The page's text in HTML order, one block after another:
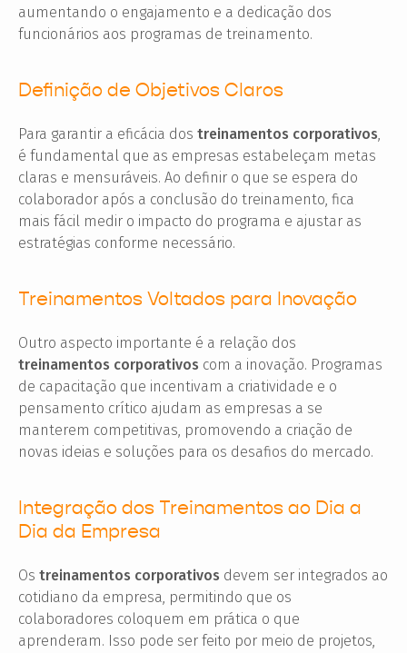
aumentando o engajamento e a dedicação dos
funcionários aos programas de treinamento.
Definição de Objetivos Claros
Para garantir a eficácia dos treinamentos corporativos,
é fundamental que as empresas estabeleçam metas
claras e mensuráveis. Ao definir o que se espera do
colaborador após a conclusão do treinamento, fica
mais fácil medir o impacto do programa e ajustar as
estratégias conforme necessário.
Treinamentos Voltados para Inovação
Outro aspecto importante é a relação dos
treinamentos corporativos com a inovação. Programas
de capacitação que incentivam a criatividade e o
pensamento crítico ajudam as empresas a se
manterem competitivas, promovendo a criação de
novas ideias e soluções para os desafios do mercado.
Integração dos Treinamentos ao Dia a
Dia da Empresa
Os treinamentos corporativos devem ser integrados ao
cotidiano da empresa, permitindo que os
colaboradores coloquem em prática o que
aprenderam. Isso pode ser feito por meio de projetos,